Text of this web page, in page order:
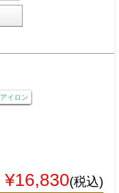
アイロン
¥16,830(税込)